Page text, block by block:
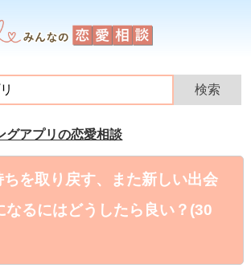
グアプリの恋愛相談
を取り戻す、また新しい出会
なるにはどうしたら良い？(30